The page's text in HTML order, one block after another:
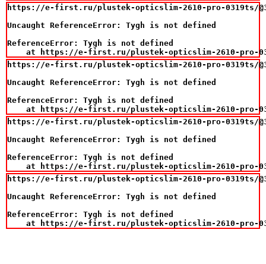
https://e-first.ru/plustek-opticslim-2610-pro-0319ts/
Uncaught ReferenceError: Tygh is not defined
ReferenceError: Tygh is not defined
at https://e-first.ru/plustek-opticslim-2610-pro-
https://e-first.ru/plustek-opticslim-2610-pro-0319ts/
Uncaught ReferenceError: Tygh is not defined
ReferenceError: Tygh is not defined
at https://e-first.ru/plustek-opticslim-2610-pro-
https://e-first.ru/plustek-opticslim-2610-pro-0319ts/
Uncaught ReferenceError: Tygh is not defined
ReferenceError: Tygh is not defined
at https://e-first.ru/plustek-opticslim-2610-pro-
https://e-first.ru/plustek-opticslim-2610-pro-0319ts/
Uncaught ReferenceError: Tygh is not defined
ReferenceError: Tygh is not defined
at https://e-first.ru/plustek-opticslim-2610-pro-